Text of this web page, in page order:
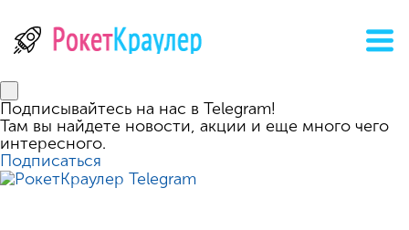
Подписывайтесь на нас в Telegram!
Там вы найдете новости, акции и еще много чего
интересного.
Подписаться